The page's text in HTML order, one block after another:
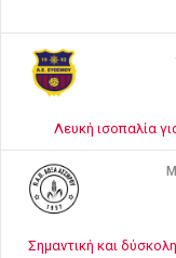
Λευκή ισοπαλία
Σημαντική και